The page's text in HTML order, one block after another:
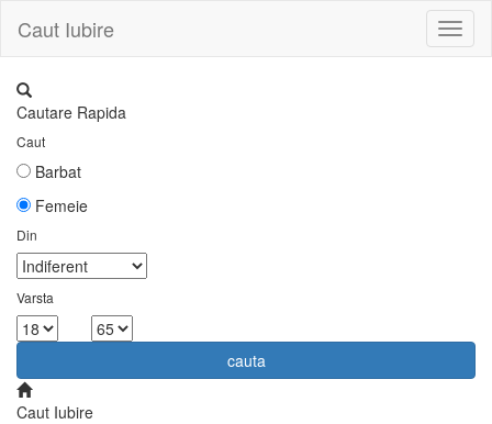
Caut Iubire
Cautare Rapida
Caut
Barbat
Femeie
Din
Varsta
cauta
Caut Iubire